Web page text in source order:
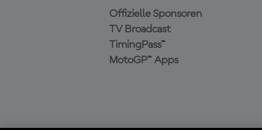
Offizielle Sponsoren
TV Broadcast
TimingPass™
MotoGP™ Apps